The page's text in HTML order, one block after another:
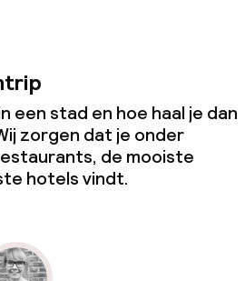
een stad en hoe haal je dan
zorgen dat je onder
de mooiste
hotels vindt.